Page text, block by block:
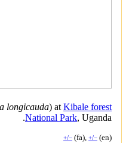
longicauda) at Kibale forest
National Park, Uganda.
+/− (fa), +/− (en)